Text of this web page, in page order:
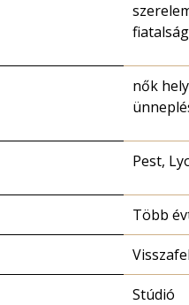
nők
Pest,
Több
Stúdió